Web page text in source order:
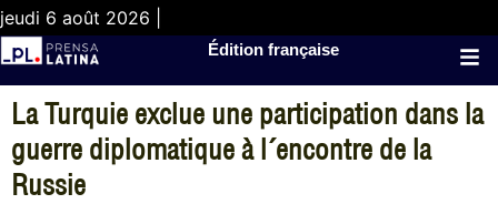
jeudi 6 août 2026 |
Édition française
La Turquie exclue une participation dans la
guerre diplomatique à l´encontre de la
Russie